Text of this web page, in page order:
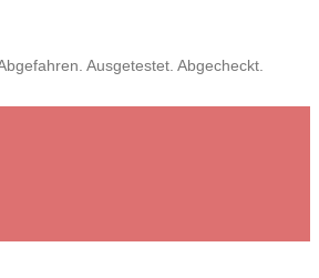
Ausgetestet. Abgecheckt.